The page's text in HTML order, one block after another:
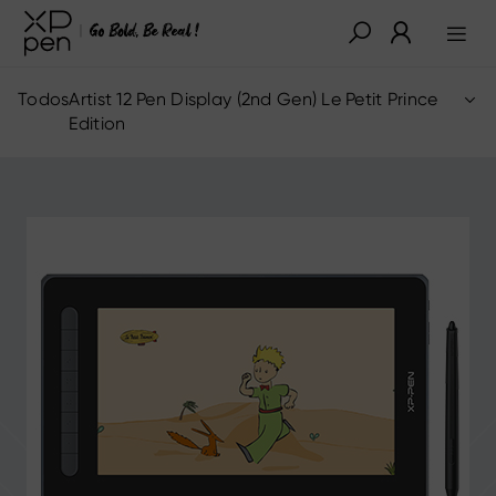
TodosArtist 12 Pen Display (2nd Gen) Le Petit Prince
Edition